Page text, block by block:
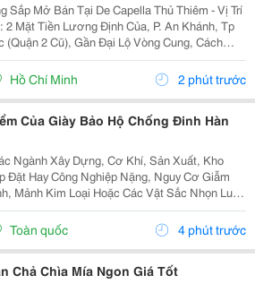
Sắp Mở Bán Tại De Capella Thủ Thiêm - Vị Trí
2 Mặt Tiền Lương Định Của, P. An Khánh, Tp
(Quận 2 Cũ), Gần Đại Lộ Vòng Cung, Cách
Tp Theo Tuyến Đường Cầu Thủ Thiêm 2 Chỉ
Xe Máy. - Các Căn Hộ 100% Ban Công +...
Hồ Chí Minh 2 phút trước
Của Giày Bảo Hộ Chống Đinh Hàn
Ngành Xây Dựng, Cơ Khí, Sản Xuất, Kho
Đặt Hay Công Nghiệp Nặng, Nguy Cơ Giẫm
Mảnh Kim Loại Hoặc Các Vật Sắc Nhọn Luôn
Chính Vì Vậy, Giày Bảo Hộ Là Trang Bị Không
Để Bảo Vệ Đôi Chân Và Giảm Thiểu Nguy...
Toàn quốc 4 phút trước
Chả Chìa Mía Ngon Giá Tốt